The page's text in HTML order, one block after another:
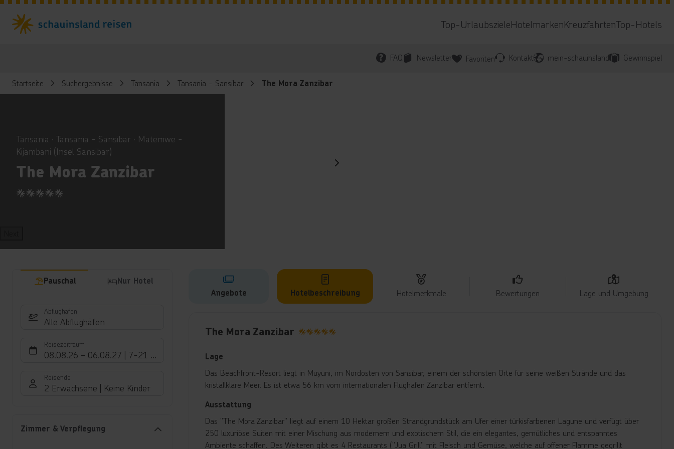
Top-UrlaubszieleHotelmarkenKreuzfahrtenTop-Hotels
FAQ Newsletter Favoriten Kontakt mein-schauinsland Gewinnspiel
Startseite Suchergebnisse Tansania Tansania - Sansibar The Mora Zanzibar
Tansania ∙ Tansania - Sansibar ∙ Matemwe -
Kijambani (Insel Sansibar)
The Mora Zanzibar
5
Pauschal Nur Hotel
Abflughafen
Alle Abflughäfen
Reisezeitraum
08.08.26 – 06.08.27 7-21 Nächte
Reisende
2 Erwachsene Keine Kinder
Zimmer & Verpflegung
Angebote Hotelbeschreibung Hotelmerkmale Bewertungen Lage und Umgebung
The Mora Zanzibar
Lage
Das Beachfront-Resort liegt in Muyuni, im Nordosten von Sansibar, einem der schönsten Orte für seine weißen Strände und das
kristallklare Meer. Es ist etwa 56 km vom internationalen Flughafen Zanzibar entfernt.
Ausstattung
Das "The Mora Zanzibar" liegt auf einem 10 Hektar großen Strandgrundstück am Ufer einer türkisfarbenen Lagune und verfügt über
250 luxuriöse Suiten mit einer Mischung aus modernem und exotischem Stil, die ein elegantes, gemütliches und entspanntes
Ambiente schaffen. Des Weiteren gibt es 4 Restaurants ("Jua Grill" mit Fleisch und Gemüse, welche auf offener Flamme gegrillt